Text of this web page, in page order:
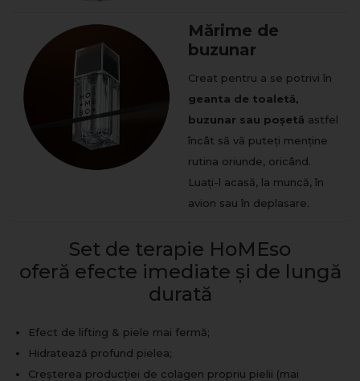
Mărime de
buzunar
Creat pentru a se potrivi în
geanta de toaletă,
buzunar sau poșetă astfel
încât să vă puteți menține
rutina oriunde, oricând.
Luați-l acasă, la muncă, în
avion sau în deplasare.
Set de terapie HoMEso
oferă efecte imediate și de lungă
durată
Efect de lifting & piele mai fermă;
Hidratează profund pielea;
Creșterea producției de colagen propriu pielii (mai